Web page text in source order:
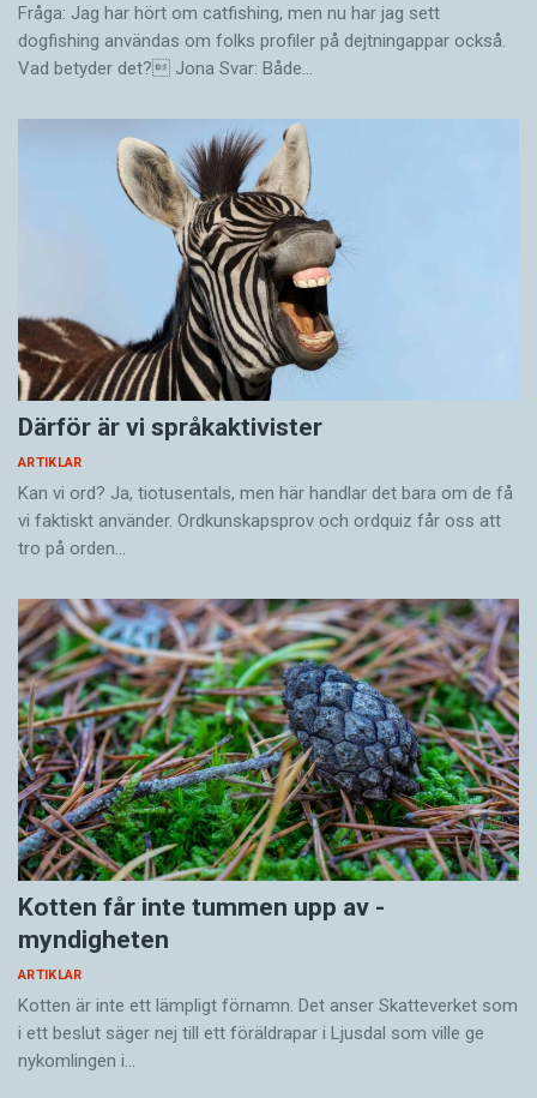
Fråga: Jag har hört om catfishing, men nu har jag sett
dogfishing användas om folks profiler på dejtningappar också.
Vad betyder det? Jona Svar: Både…
Därför är vi språkaktivister
ARTIKLAR
Kan vi ord? Ja, tiotusentals, men här handlar det bara om de få
vi faktiskt använder. Ordkunskapsprov och ordquiz får oss att
tro på orden…
Kotten får inte tummen upp av ­
myndigheten
ARTIKLAR
Kotten är inte ett lämpligt förnamn. Det anser Skatte­verket som
i ett beslut säger nej till ett föräldra­par i Ljusdal som ville ge
nykomlingen i…